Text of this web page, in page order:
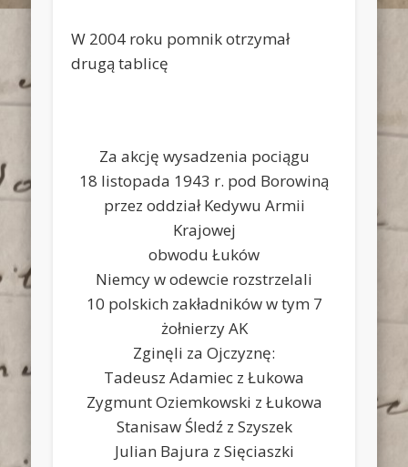
W 2004 roku pomnik otrzymał
drugą tablicę
Za akcję wysadzenia pociągu
18 listopada 1943 r. pod Borowiną
przez oddział Kedywu Armii
Krajowej
obwodu Łuków
Niemcy w odewcie rozstrzelali
10 polskich zakładników w tym 7
żołnierzy AK
Zginęli za Ojczyznę:
Tadeusz Adamiec z Łukowa
Zygmunt Oziemkowski z Łukowa
Stanisaw Śledź z Szyszek
Julian Bajura z Sięciaszki